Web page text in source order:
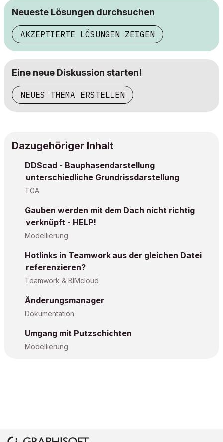
Neueste Lösungen durchsuchen
AKZEPTIERTE LÖSUNGEN ZEIGEN
Eine neue Diskussion starten!
NEUES THEMA ERSTELLEN
Dazugehöriger Inhalt
DDScad - Bauphasendarstellung
unterschiedliche Grundrissdarstellung
TGA
Gauben werden mit dem Dach nicht richtig
verknüpft - HELP!
Modellierung
Hotlinks in Teamwork aus der gleichen Datei
referenzieren?
Teamwork & BIMcloud
Änderungsmanager
Dokumentation
Umgang mit Putzschichten
Modellierung